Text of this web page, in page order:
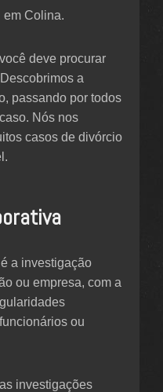
em Colina.
deve procurar
a
passando por todos
Nós nos
casos de divórcio
a investigação
ou empresa, com a
ou
investigações